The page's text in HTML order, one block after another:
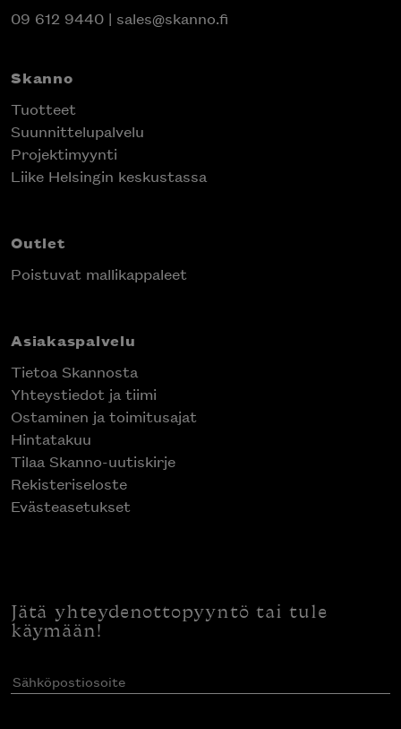
09 612 9440 | sales@skanno.fi
Skanno
Tuotteet
Suunnittelupalvelu
Projektimyynti
Liike Helsingin keskustassa
Outlet
Poistuvat mallikappaleet
Asiakaspalvelu
Tietoa Skannosta
Yhteystiedot ja tiimi
Ostaminen ja toimitusajat
Hintatakuu
Tilaa Skanno-uutiskirje
Rekisteriseloste
Evästeasetukset
Jätä yhteydenottopyyntö tai tule
käymään!
Sähköpostiosoite(Pakollinen)